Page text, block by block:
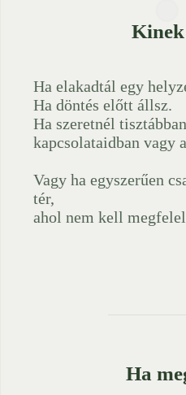
Kinek
Ha elakadtál egy
Ha döntés előtt állsz.
Ha szeretnél
kapcsolataidban vagy
Vagy ha egyszerűen
tér,
ahol nem kell
Ha